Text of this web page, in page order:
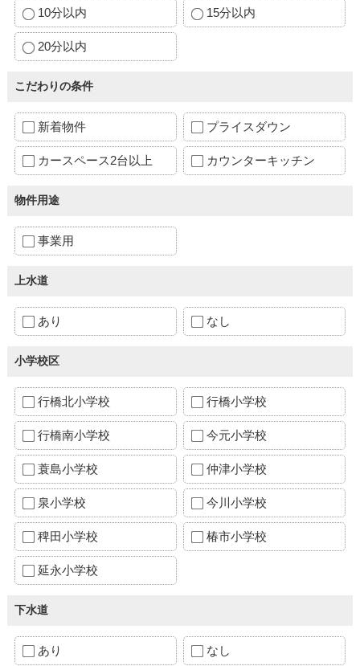
10分以内 15分以内
20分以内
こだわりの条件
新着物件 プライスダウン
カースペース2台以上 カウンターキッチン
物件用途
事業用
上水道
あり なし
小学校区
行橋北小学校 行橋小学校
行橋南小学校 今元小学校
蓑島小学校 仲津小学校
泉小学校 今川小学校
稗田小学校 椿市小学校
延永小学校
下水道
あり なし